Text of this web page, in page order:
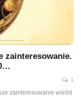
zainteresowanie.
1
zainteresowanie wśród